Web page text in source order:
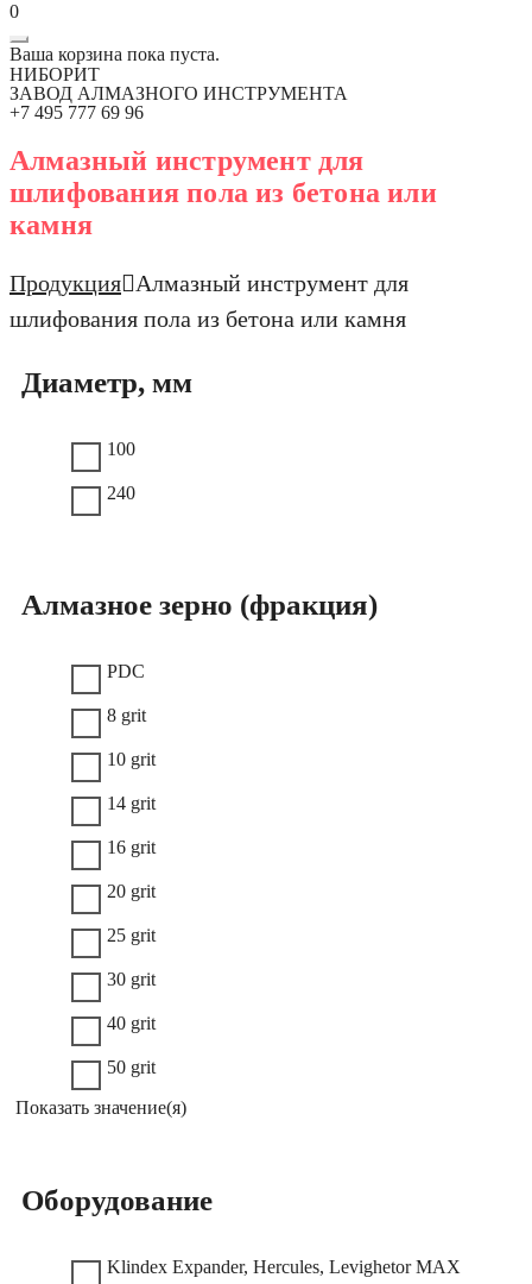
0
Ваша корзина пока пуста.
НИБОРИТ
ЗАВОД АЛМАЗНОГО ИНСТРУМЕНТА
+7 495 777 69 96
Алмазный инструмент для
шлифования пола из бетона или
камня
Продукция
Алмазный инструмент для
шлифования пола из бетона или камня
Диаметр, мм
100
240
Алмазное зерно (фракция)
PDC
8 grit
10 grit
14 grit
16 grit
20 grit
25 grit
30 grit
40 grit
50 grit
Показать значение(я)
Оборудование
Klindex Expander, Hercules, Levighetor MAX